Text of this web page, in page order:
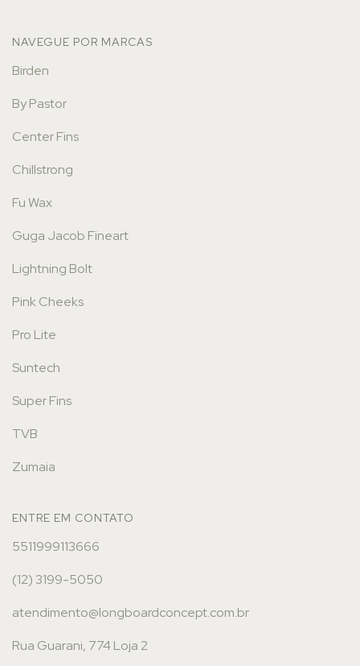
NAVEGUE POR MARCAS
Birden
By Pastor
Center Fins
Chillstrong
Fu Wax
Guga Jacob Fineart
Lightning Bolt
Pink Cheeks
Pro Lite
Suntech
Super Fins
TVB
Zumaia
ENTRE EM CONTATO
5511999113666
(12) 3199-5050
atendimento@longboardconcept.com.br
Rua Guarani, 774 Loja 2